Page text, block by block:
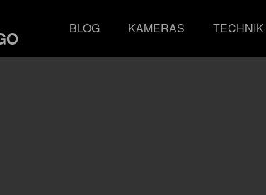
BLOG KAMERAS TECHNIK